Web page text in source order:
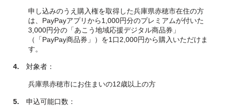
申し込みのうえ購入権を取得した兵庫県赤穂市在住の方
は、PayPayアプリから1,000円分のプレミアムが付いた
3,000円分の「あこう地域応援デジタル商品券」
（「PayPay商品券」）を1口2,000円から購入いただけま
す。
4. 対象者：
兵庫県赤穂市にお住まいの12歳以上の方
5. 申込可能口数：